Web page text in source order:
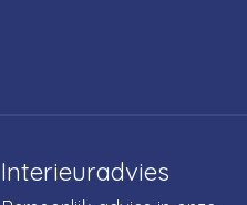
Interieuradvies